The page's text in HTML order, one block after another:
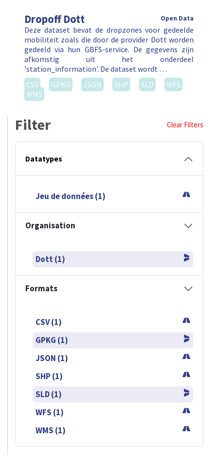
Dropoff Dott Open Data
Deze dataset bevat de dropzones voor gedeelde
mobiliteit zoals die door de provider Dott worden
gedeeld via hun GBFS-service. De gegevens zijn
afkomstig uit het onderdeel
'station_information'. De dataset wordt …
CSV
GPKG JSON SHP SLD
WFS
WMS
Filter Clear Filters
Datatypes
Jeu de données (1)
Organisation
Dott (1)
Formats
CSV (1)
GPKG (1)
JSON (1)
SHP (1)
SLD (1)
WFS (1)
WMS (1)